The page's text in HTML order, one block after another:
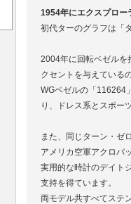
1954年にエクスプロー
初代ターのグラフは「
2004年に回転ベゼルを
クセントを与えている
WGベゼルの「116264
り、ドレス系とスポー
また、同じターン・ゼ
アメリカ空軍アクロバ
実用的な時計のデイト
支持を得ています。
両モデル共すべてステ